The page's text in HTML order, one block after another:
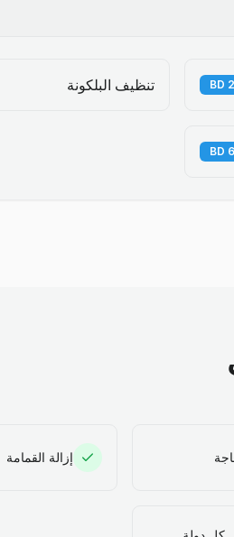
تنظيف البلكونة
إزالة القمامة